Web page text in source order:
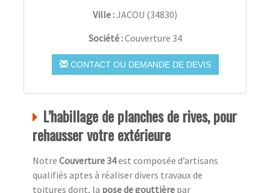
Ville :JACOU (34830)
Société :Couverture 34
CONTACT OU DEMANDE DE DEVIS
L’habillage de planches de rives, pour
rehausser votre extérieure
Notre Couverture 34est composée d’artisans
qualifiés aptes à réaliser divers travaux de
toitures dont, la pose de gouttière par